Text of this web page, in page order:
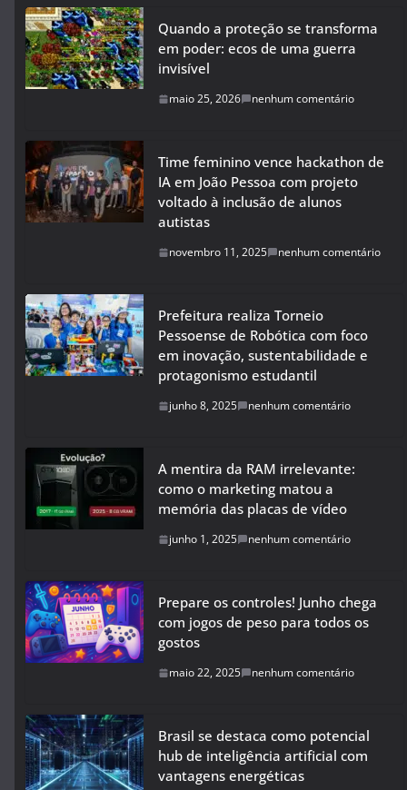
Quando a proteção se transforma
em poder: ecos de uma guerra
invisível
maio 25, 2026 nenhum comentário
Time feminino vence hackathon de
IA em João Pessoa com projeto
voltado à inclusão de alunos
autistas
novembro 11, 2025 nenhum comentário
Prefeitura realiza Torneio
Pessoense de Robótica com foco
em inovação, sustentabilidade e
protagonismo estudantil
junho 8, 2025 nenhum comentário
A mentira da RAM irrelevante:
como o marketing matou a
memória das placas de vídeo
junho 1, 2025 nenhum comentário
Prepare os controles! Junho chega
com jogos de peso para todos os
gostos
maio 22, 2025 nenhum comentário
Brasil se destaca como potencial
hub de inteligência artificial com
vantagens energéticas